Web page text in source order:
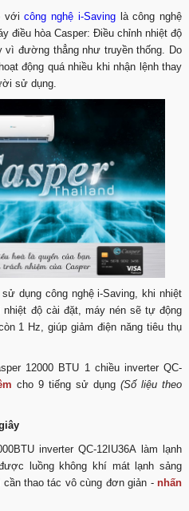
vớicông nghệ i-Savinglà công nghệ
điều hòa Casper: Điều chỉnh nhiệt độ
đường thẳng như truyền thống. Do
động quá nhiều khi nhận lệnh thay
sử dụng.
dụng công nghệ i-Saving, khi nhiệt
độ cài đặt, máy nén sẽ tự động
1 Hz, giúp giảm điện năng tiêu thụ
12000 BTU 1 chiều inverter QC-
cho 9 tiếng sử dụng (Số liệu theo
inverter QC-12IU36A làm lạnh
luồng không khí mát lạnh sảng
thao tác vô cùng đơn giản - nhấn